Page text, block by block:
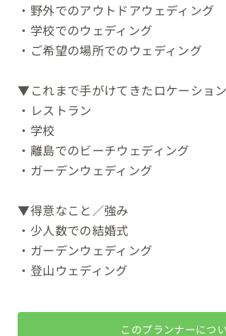
・野外でのアウトドアウェディング
・学校でのウェディング
・ご希望の場所でのウェディング
▼これまで手がけてきたロケーション
・レストラン
・学校
・離島でのビーチウェディング
・ガーデンウェディング
▼得意なこと／強み
・少人数での結婚式
・ガーデンウェディング
・登山ウェディング
このプランナーにつ